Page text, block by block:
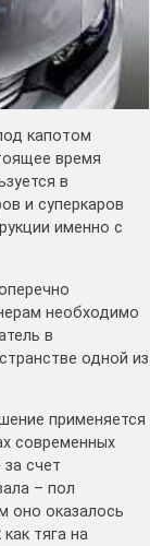
капотом
время
в
и суперкаров
именно с
необходимо
в
одной из
применяется
современных
счет
– пол
оно оказалось
тяга на